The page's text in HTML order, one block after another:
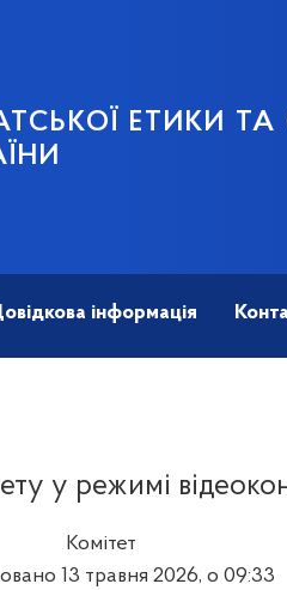
ЕТИКИ ТА
інформація
у режимі
Комітет
13 травня 2026, о 09:33